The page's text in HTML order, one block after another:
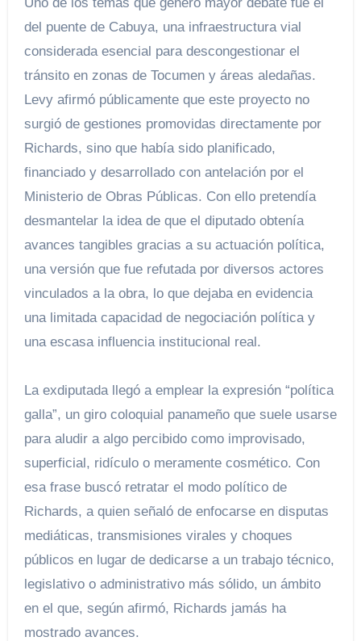
del puente de Cabuya, una infraestructura vial
considerada esencial para descongestionar el
tránsito en zonas de Tocumen y áreas aledañas.
Levy afirmó públicamente que este proyecto no
surgió de gestiones promovidas directamente por
Richards, sino que había sido planificado,
financiado y desarrollado con antelación por el
Ministerio de Obras Públicas. Con ello pretendía
desmantelar la idea de que el diputado obtenía
avances tangibles gracias a su actuación política,
una versión que fue refutada por diversos actores
vinculados a la obra, lo que dejaba en evidencia
una limitada capacidad de negociación política y
una escasa influencia institucional real.
La exdiputada llegó a emplear la expresión “política
galla”, un giro coloquial panameño que suele usarse
para aludir a algo percibido como improvisado,
superficial, ridículo o meramente cosmético. Con
esa frase buscó retratar el modo político de
Richards, a quien señaló de enfocarse en disputas
mediáticas, transmisiones virales y choques
públicos en lugar de dedicarse a un trabajo técnico,
legislativo o administrativo más sólido, un ámbito
en el que, según afirmó, Richards jamás ha
mostrado avances.